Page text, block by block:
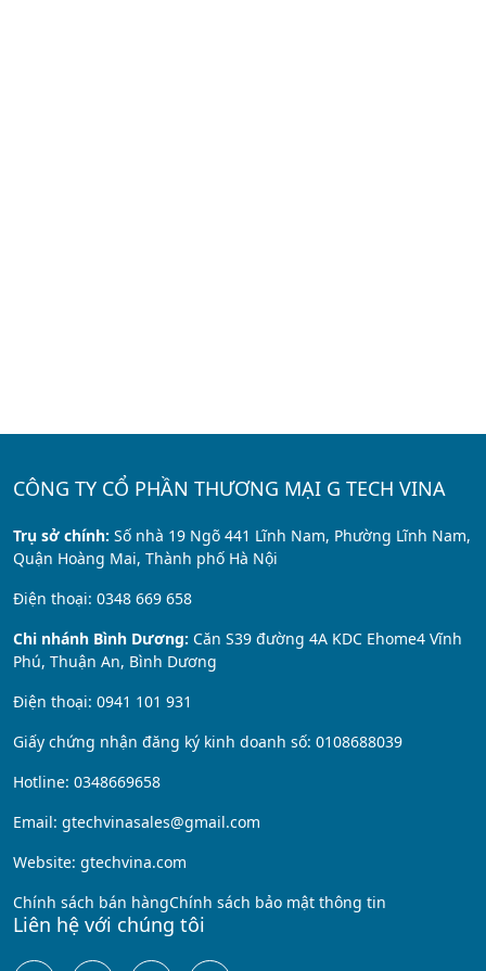
CÔNG TY CỔ PHẦN THƯƠNG MẠI G TECH VINA
Trụ sở chính: Số nhà 19 Ngõ 441 Lĩnh Nam, Phường Lĩnh Nam,
Quận Hoàng Mai, Thành phố Hà Nội
Điện thoại: 0348 669 658
Chi nhánh Bình Dương: Căn S39 đường 4A KDC Ehome4 Vĩnh
Phú, Thuận An, Bình Dương
Điện thoại: 0941 101 931
Giấy chứng nhận đăng ký kinh doanh số: 0108688039
Hotline: 0348669658
Email: gtechvinasales@gmail.com
Website: gtechvina.com
Chính sách bán hàngChính sách bảo mật thông tin
Liên hệ với chúng tôi